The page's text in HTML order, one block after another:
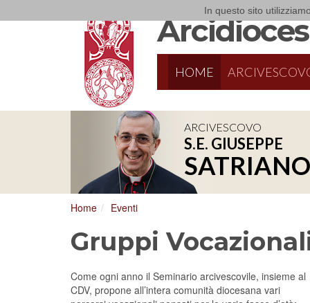
In questo sito
HOME
ARCIVESCOVO
S.E. GIUSEPPE
SATRIANO
Home Eventi
Gruppi
Come ogni anno il Seminario arcivescovile, insieme al
CDV, propone all’intera comunità diocesana vari